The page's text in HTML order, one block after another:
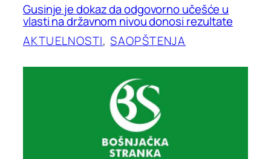
Gusinje je dokaz da odgovorno učešće u
vlasti na državnom nivou donosi rezultate
AKTUELNOSTI, SAOPŠTENJA